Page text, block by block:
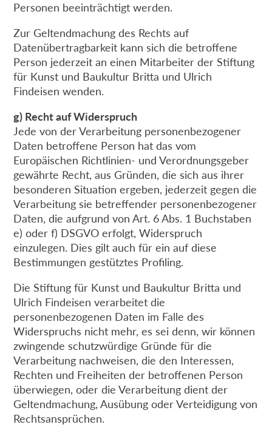
Personen beeinträchtigt werden.
Zur Geltendmachung des Rechts auf
Datenübertragbarkeit kann sich die betroffene
Person jederzeit an einen Mitarbeiter der Stiftung
für Kunst und Baukultur Britta und Ulrich
Findeisen wenden.
g) Recht auf Widerspruch
Jede von der Verarbeitung personenbezogener
Daten betroffene Person hat das vom
Europäischen Richtlinien- und Verordnungsgeber
gewährte Recht, aus Gründen, die sich aus ihrer
besonderen Situation ergeben, jederzeit gegen die
Verarbeitung sie betreffender personenbezogener
Daten, die aufgrund von Art. 6 Abs. 1 Buchstaben
e) oder f) DSGVO erfolgt, Widerspruch
einzulegen. Dies gilt auch für ein auf diese
Bestimmungen gestütztes Profiling.
Die Stiftung für Kunst und Baukultur Britta und
Ulrich Findeisen verarbeitet die
personenbezogenen Daten im Falle des
Widerspruchs nicht mehr, es sei denn, wir können
zwingende schutzwürdige Gründe für die
Verarbeitung nachweisen, die den Interessen,
Rechten und Freiheiten der betroffenen Person
überwiegen, oder die Verarbeitung dient der
Geltendmachung, Ausübung oder Verteidigung von
Rechtsansprüchen.